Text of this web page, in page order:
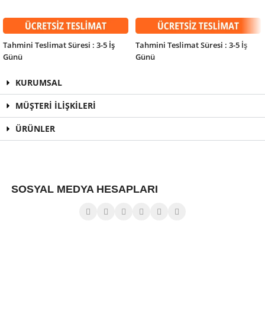
Tahmini Teslimat Süresi : 3-5 İş
Günü
Tahmini Teslimat Süresi : 3-5 İş
Günü
KURUMSAL
MÜŞTERİ İLİŞKİLERİ
ÜRÜNLER
SOSYAL MEDYA HESAPLARI